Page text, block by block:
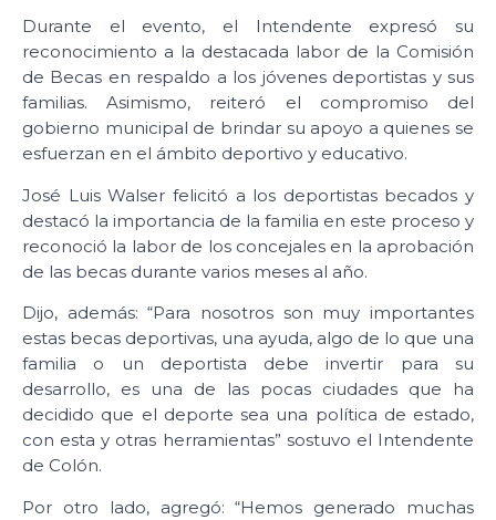
Durante el evento, el Intendente expresó su
reconocimiento a la destacada labor de la Comisión
de Becas en respaldo a los jóvenes deportistas y sus
familias. Asimismo, reiteró el compromiso del
gobierno municipal de brindar su apoyo a quienes se
esfuerzan en el ámbito deportivo y educativo.
José Luis Walser felicitó a los deportistas becados y
destacó la importancia de la familia en este proceso y
reconoció la labor de los concejales en la aprobación
de las becas durante varios meses al año.
Dijo, además: “Para nosotros son muy importantes
estas becas deportivas, una ayuda, algo de lo que una
familia o un deportista debe invertir para su
desarrollo, es una de las pocas ciudades que ha
decidido que el deporte sea una política de estado,
con esta y otras herramientas” sostuvo el Intendente
de Colón.
Por otro lado, agregó: “Hemos generado muchas